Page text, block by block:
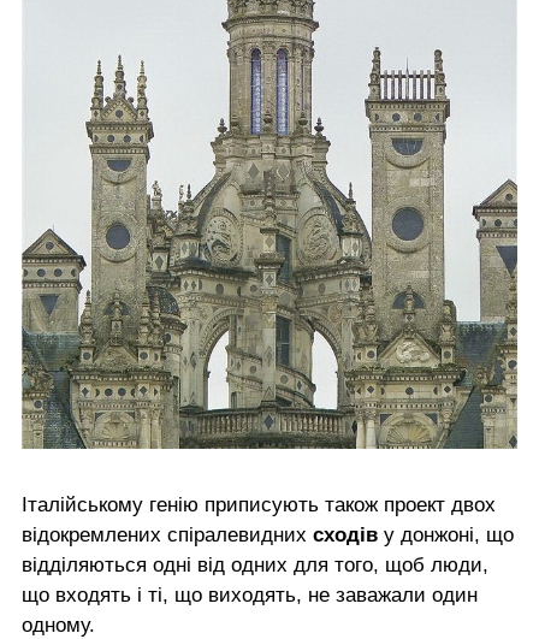
Італійському генію приписують також проект двох
відокремлених спіралевидних сходів у донжоні, що
відділяються одні від одних для того, щоб люди,
що входять і ті, що виходять, не заважали один
одному.